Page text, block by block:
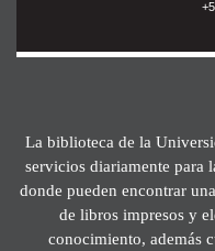
La biblioteca de la
servicios diariamente para
donde pueden encontrar
de libros impresos y
conocimiento, además